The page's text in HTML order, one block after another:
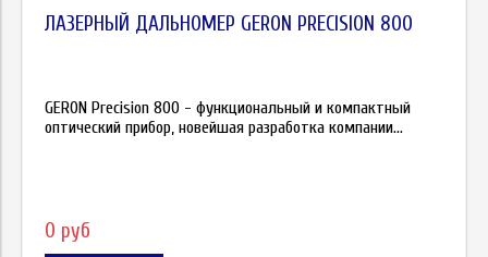
ЛАЗЕРНЫЙ ДАЛЬНОМЕР GERON PRECISION 800
GERON Precision 800 - функциональный и компактный
оптический прибор, новейшая разработка компании...
0 руб